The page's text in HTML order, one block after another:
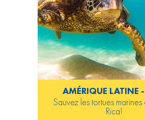
AMÉRIQUE LATINE
Sauvez les tortues
Rica!